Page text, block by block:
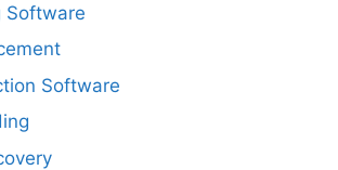
Software
Software